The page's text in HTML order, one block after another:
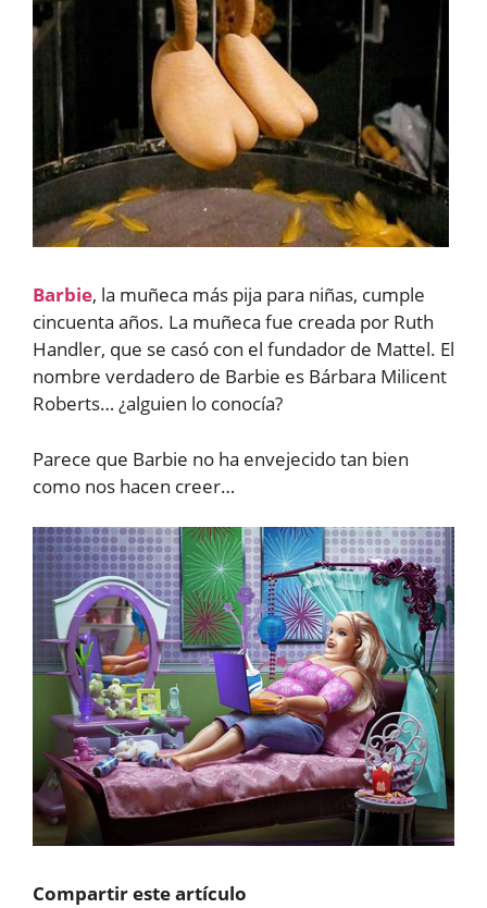
Barbie, la muñeca más pija para niñas, cumple
cincuenta años. La muñeca fue creada por Ruth
Handler, que se casó con el fundador de Mattel. El
nombre verdadero de Barbie es Bárbara Milicent
Roberts… ¿alguien lo conocía?
Parece que Barbie no ha envejecido tan bien
como nos hacen creer…
Compartir este artículo